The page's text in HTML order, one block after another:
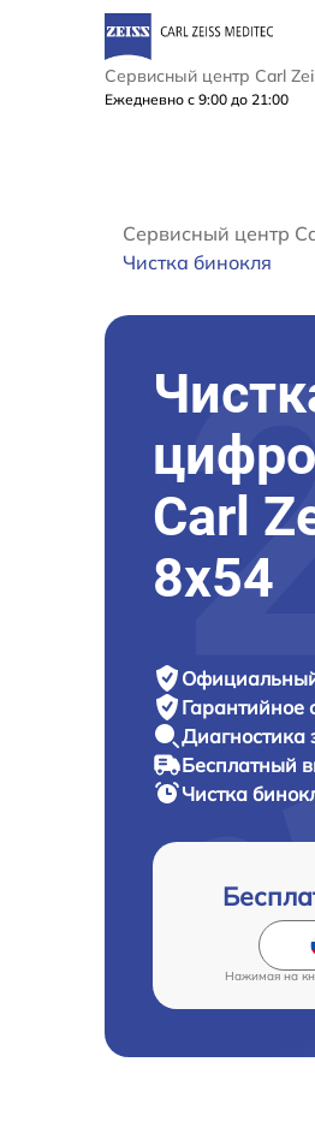
Сервисный центр Carl
Ежедневно с 9:00 до 21:00
Сервисный центр
Чистка бинокля
Carl
8x54
Гарантийное
Диагностика
Бесплатный
Чистка
Нажимая на